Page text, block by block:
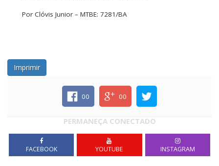
Por Clóvis Junior – MTBE: 7281/BA
Imprimir
00 00
PERMANEÇA CONECTADO
FACEBOOK YOUTUBE INSTAGRAM